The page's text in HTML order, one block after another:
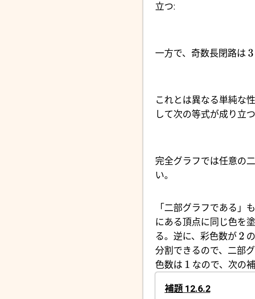
立つ:
一方で、奇数長閉路は 3
これとは異なる単純な
して次の等式が成り立
完全グラフでは任意の
い。
「二部グラフである」
にある頂点に同じ色を
る。逆に、彩色数が 2
分割できるので、二部
色数は 1 なので、次の
補題 12.6.2